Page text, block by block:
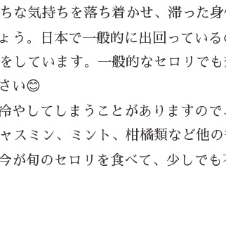
な気持ちを落ち着かせ、滞った
う。日本で一般的に出回ってい
しています。一般的なセロリで
い😊
やしてしまうことがありますの
スミン、ミント、柑橘類など他
が旬のセロリを食べて、少しで